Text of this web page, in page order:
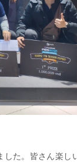
た。皆さん楽し